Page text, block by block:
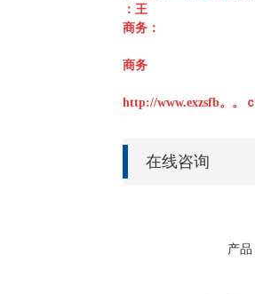
：王
商务：
商务
http://www.exzsfb。。
在线咨询
产品